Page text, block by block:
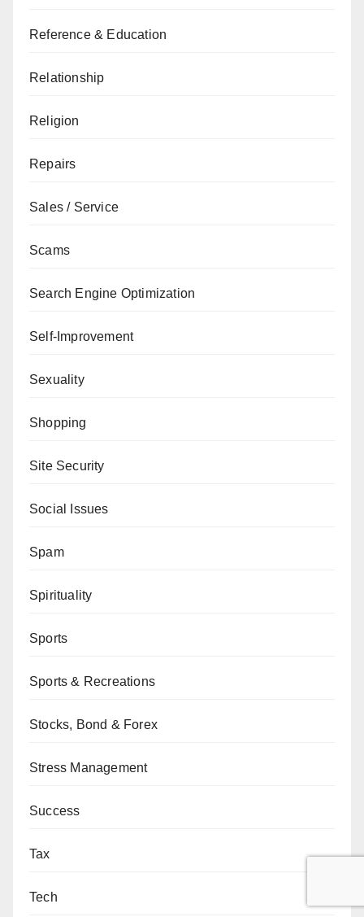
Reference & Education
Relationship
Religion
Repairs
Sales / Service
Scams
Search Engine Optimization
Self-Improvement
Sexuality
Shopping
Site Security
Social Issues
Spam
Spirituality
Sports
Sports & Recreations
Stocks, Bond & Forex
Stress Management
Success
Tax
Tech